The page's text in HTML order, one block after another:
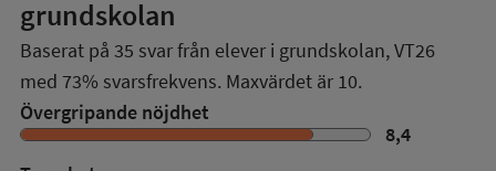
grundskolan
Baserat på 35 svar från elever i grundskolan,VT26
med 73% svarsfrekvens. Maxvärdet är 10.
Övergripande nöjdhet
8,4